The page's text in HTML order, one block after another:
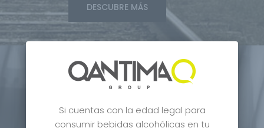
DESCUBRE MÁS
Si cuentas con la edad legal para
consumir bebidas alcohólicas en tu